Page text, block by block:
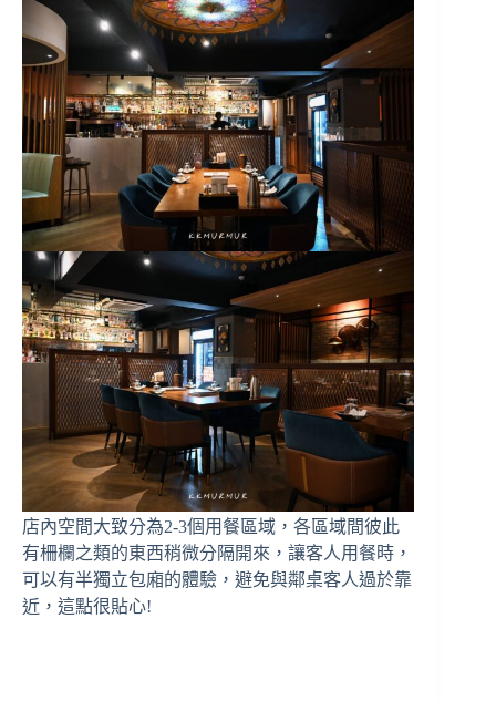
店內空間大致分為2-3個用餐區域，各區域間彼此
有柵欄之類的東西稍微分隔開來，讓客人用餐時，
可以有半獨立包廂的體驗，避免與鄰桌客人過於靠
近，這點很貼心!